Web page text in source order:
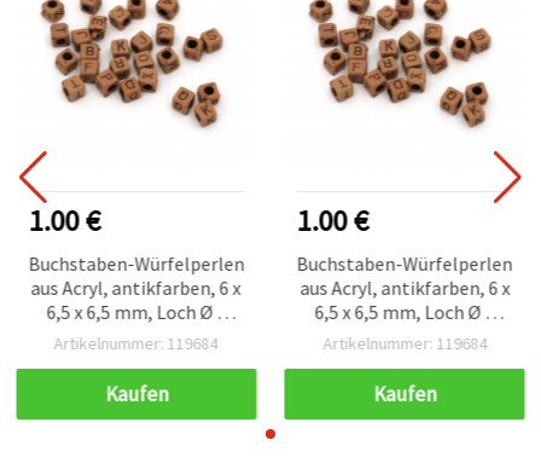
1.00 €
Buchstaben-Würfelperlen
aus Acryl, antikfarben, 6 x
6,5 x 6,5 mm, Loch Ø 3
mm, 50 g (ca. 210 Stk.)
Artikelnummer: 119684
Kaufen
1.00 €
Buchstaben-Würfelperlen
aus Acryl, antikfarben, 6 x
6,5 x 6,5 mm, Loch Ø 3
mm, 50 g (ca. 210 Stk.)
Artikelnummer: 119684
Kaufen